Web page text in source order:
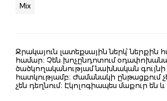
Mix
Ջրակայուն լատեքսային ներկ՝
համար։ Չեն խոչընդոտում
ծածկողականությամ նախնական
հատկությամբ։ Ժամանակի ընթացքում
չեն դեղնում։ Էկոլոգիապես մաքուր են